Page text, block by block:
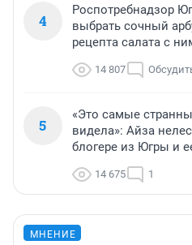
4
Роспотребнадзор
выбрать сочный
рецепта салата с
14 807
5
«Это самые
видела»: Айза
блогере из Югры и
14 675 1
МНЕНИЕ